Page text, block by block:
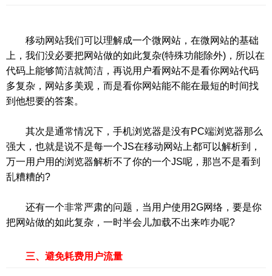
移动网站我们可以理解成一个微网站，在微网站的基础
上，我们没必要把网站做的如此复杂(特殊功能除外)，所以在
代码上能够简洁就简洁，再说用户看网站不是看你网站代码
多复杂，网站多美观，而是看你网站能不能在最短的时间找
到他想要的答案。
其次是通常情况下，手机浏览器是没有PC端浏览器那么
强大，也就是说不是每一个JS在移动网站上都可以解析到，
万一用户用的浏览器解析不了你的一个JS呢，那岂不是看到
乱糟糟的?
还有一个非常严肃的问题，当用户使用2G网络，要是你
把网站做的如此复杂，一时半会儿加载不出来咋办呢?
三、避免耗费用户流量